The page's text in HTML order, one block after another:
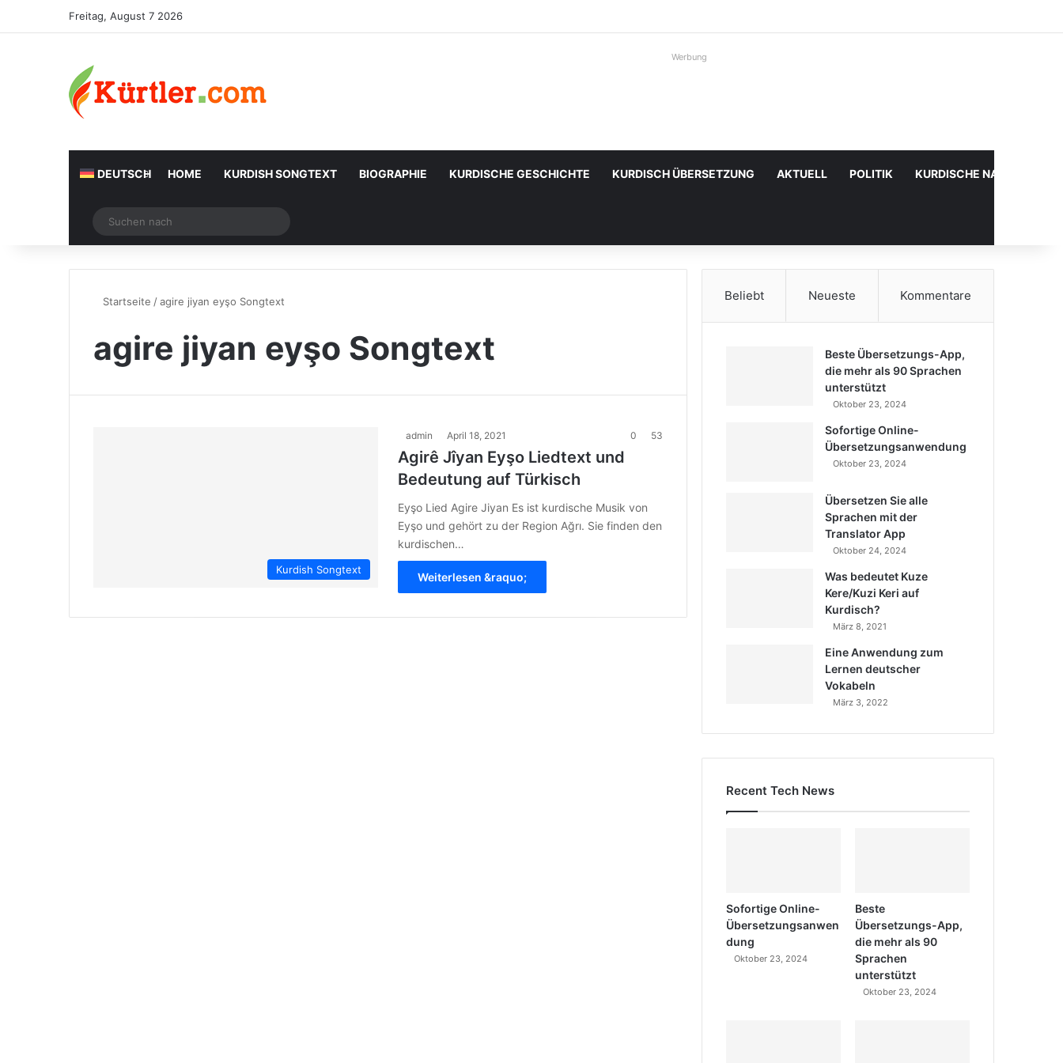
Freitag, August 7 2026
Werbung
DEUTSCH HOME KURDISH SONGTEXT BIOGRAPHIE KURDISCHE GESCHICHTE KURDISCH ÜBERSETZUNG AKTUELL POLITIK KURDISCHE
Zufälliger Artikel
nach
Startseite /agire jiyan eyşo Songtext
agire jiyan eyşo Songtext
Kurdish Songtext
admin April 18, 2021 0 53
Agirê Jîyan Eyşo Liedtext und
Bedeutung auf Türkisch
Eyşo Lied Agire Jiyan Es ist kurdische Musik von
Eyşo und gehört zu der Region Ağrı. Sie finden den
kurdischen…
Weiterlesen &raquo;
Beliebt Neueste Kommentare
Beste Übersetzungs-App,
die mehr als 90 Sprachen
unterstützt
Oktober 23, 2024
Sofortige Online-
Übersetzungsanwendung
Oktober 23, 2024
Übersetzen Sie alle
Sprachen mit der
Translator App
Oktober 24, 2024
Was bedeutet Kuze
Kere/Kuzi Keri auf
Kurdisch?
März 8, 2021
Eine Anwendung zum
Lernen deutscher
Vokabeln
März 3, 2022
Recent Tech News
Sofortige Online-
Übersetzungsanwen
dung
Oktober 23, 2024
Beste
Übersetzungs-App,
die mehr als 90
Sprachen
unterstützt
Oktober 23, 2024